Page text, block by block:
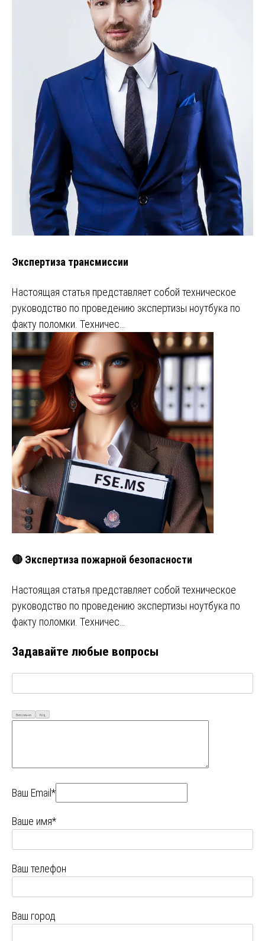
Экспертиза трансмиссии
Настоящая статья представляет собой техническое
руководство по проведению экспертизы ноутбука по
факту поломки. Техничес…
🔴 Экспертиза пожарной безопасности
Настоящая статья представляет собой техническое
руководство по проведению экспертизы ноутбука по
факту поломки. Техничес…
Задавайте любые вопросы
Визуально Код
Ваш Email*
Ваше имя*
Ваш телефон
Ваш город